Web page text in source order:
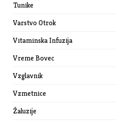
Tunike
Varstvo Otrok
Vitaminska Infuzija
Vreme Bovec
Vzglavnik
Vzmetnice
Žaluzije